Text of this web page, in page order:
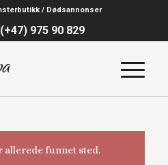
/ Dødsannonser
975 90 829
allerede funnet sted.